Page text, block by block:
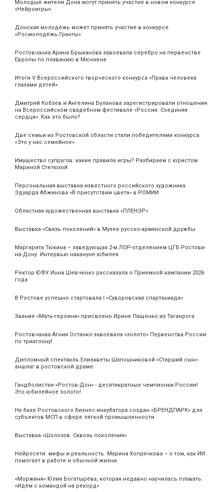
Молодые жители Дона могут принять участие в новом конкурсе
«Нейроигры»
Донская молодёжь может принять участие в конкурсе
«Росмолодёжь.Гранты»
Ростовчанка Арина Брыканова завоевала серебро на первенстве
Европы по плаванию в Мюнхене
Итоги V Всероссийского творческого конкурса «Права человека
глазами детей»
Дмитрий Кобзев и Ангелина Буланова зарегистрировали отношения
на Всероссийском свадебном фестивале «Россия. Соединяя
сердца». Как это было?
Две семьи из Ростовской области стали победителями конкурса
«Это у нас семейное»
Имущество супругов: какие правила игры? Разбираем с юристом
Мариной Стетюхой
Персональная выставка известного российского художника
Эдуарда Абжинова «В присутствии цвета» в РОМИИ
Областная художественная выставка «ПЛЕНЭР»
Выставка «Связь поколений» в Музее русско-армянской дружбы
Маргарита Тюкина – заведующая 2-м ЛОР-отделением ЦГБ Ростова-
на-Дону. Интервью накануне юбилея
Ректор ЮФУ Инна Шевченко рассказала о Приемной кампании 2026
года
В Ростове успешно стартовала I «Суворовская спартакиада»
Звание «Мать‑героиня» присвоено Ирине Пащенко из Таганрога
Ростовчанка Агния Останко завоевала «золото» Первенства России
по триатлону!
Дипломный спектакль Елизаветы Шапошниковой «Старший сын»:
аншлаг в ростовской драме
Гандболистки «Ростов-Дон» - десятикратные чемпионки России!
Это юбилейное золото!
На базе Ростовского бизнес-инкубатора создан «БРЕНДПАРК» для
субъектов МСП в сфере лёгкой промышленности
Выставка «Шолохов. Сквозь поколения»
Нейросети: мифы и реальность. Марина Хопрячкова – о том, как ИИ
помогает в работе и обычной жизни
«Моржиня» Юлия Богатырёва, которая недавно научилась плавать:
«Идём с командой на рекорд»